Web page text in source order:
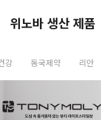
위노바 생산 제품
강 동국제약 리안